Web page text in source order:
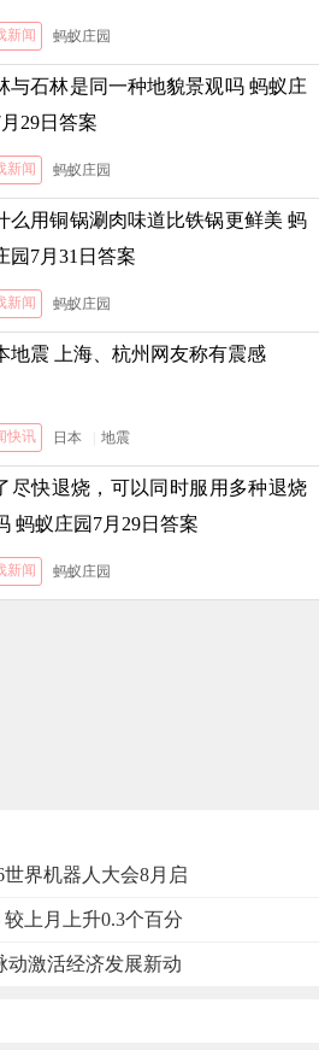
新闻 蚂蚁庄园
与石林是同一种地貌景观吗 蚂蚁庄
29日答案
新闻 蚂蚁庄园
么用铜锅涮肉味道比铁锅更鲜美 蚂
园7月31日答案
新闻 蚂蚁庄园
地震 上海、杭州网友称有震感
快讯 日本 地震
尽快退烧，可以同时服用多种退烧
蚂蚁庄园7月29日答案
新闻 蚂蚁庄园
世界机器人大会8月启
上月上升0.3个百分
动激活经济发展新动